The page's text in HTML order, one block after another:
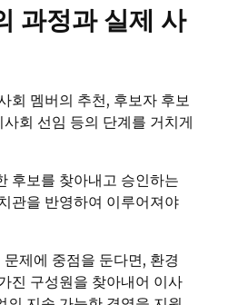
과정과 실제 사
회 멤버의 추천, 후보자 후보
회 선임 등의 단계를 거치게
후보를 찾아내고 승인하는
관을 반영하여 이루어져야
제에 중점을 둔다면, 환경
진 구성원을 찾아내어 이사